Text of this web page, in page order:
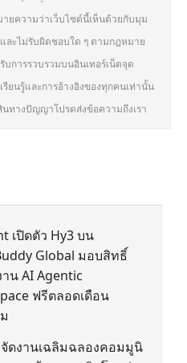
ยความว่าเว็บไซต์นี้เห็นด้วยกับมุม
ะไม่รับผิดชอบใด ๆ ตามกฎหมาย
การรวบรวมบนอินเทอร์เน็ตจุด
ยนรู้และการอ้างอิงของทุกคนเท่านั้น
ทางปัญญาโปรดส่งข้อความถึงเรา
เปิดตัว Hy3 บน
Global มอบสิทธิ์
าน AI Agentic
ฟรีตลอดเดือน
จัดงานเฉลิมฉลองคอมมูนิ